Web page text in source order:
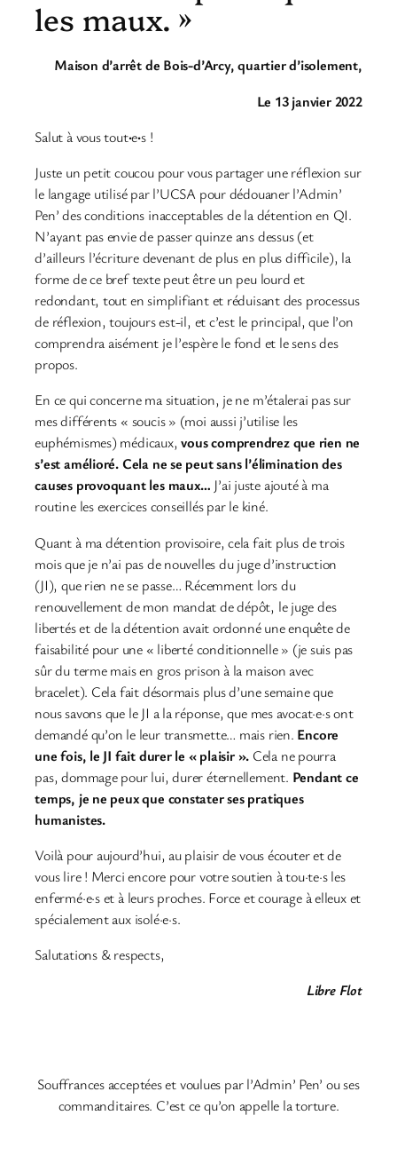
les maux. »
Maison d’arrêt de Bois-d’Arcy, quartier d’isolement,
Le 13 janvier 2022
Salut à vous tout·e·s !
Juste un petit coucou pour vous partager une réflexion sur
le langage utilisé par l’UCSA pour dédouaner l’Admin’
Pen’ des conditions inacceptables de la détention en QI.
N’ayant pas envie de passer quinze ans dessus (et
d’ailleurs l’écriture devenant de plus en plus difficile), la
forme de ce bref texte peut être un peu lourd et
redondant, tout en simplifiant et réduisant des processus
de réflexion, toujours est-il, et c’est le principal, que l’on
comprendra aisément je l’espère le fond et le sens des
propos.
En ce qui concerne ma situation, je ne m’étalerai pas sur
mes différents « soucis » (moi aussi j’utilise les
euphémismes) médicaux,vous comprendrez que rien ne
s’est amélioré. Cela ne se peut sans l’élimination des
causes provoquant les maux… J’ai juste ajouté à ma
routine les exercices conseillés par le kiné.
Quant à ma détention provisoire, cela fait plus de trois
mois que je n’ai pas de nouvelles du juge d’instruction
(JI), que rien ne se passe… Récemment lors du
renouvellement de mon mandat de dépôt, le juge des
libertés et de la détention avait ordonné une enquête de
faisabilité pour une « liberté conditionnelle » (je suis pas
sûr du terme mais en gros prison à la maison avec
bracelet). Cela fait désormais plus d’une semaine que
nous savons que le JI a la réponse, que mes avocat·e·s ont
demandé qu’on le leur transmette… mais rien. Encore
une fois, le JI fait durer le « plaisir ». Cela ne pourra
pas, dommage pour lui, durer éternellement. Pendant ce
temps, je ne peux que constater ses pratiques
humanistes.
Voilà pour aujourd’hui, au plaisir de vous écouter et de
vous lire ! Merci encore pour votre soutien à tou·te·s les
enfermé·e·s et à leurs proches. Force et courage à elleux et
spécialement aux isolé·e·s.
Salutations & respects,
Libre Flot
Souffrances acceptées et voulues par l’Admin’ Pen’ ou ses
commanditaires. C’est ce qu’on appelle la torture.